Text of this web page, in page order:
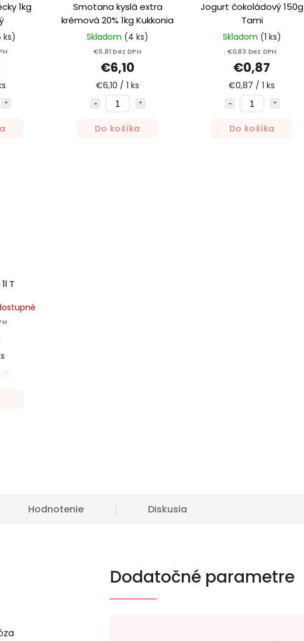
1kg
ks)
Smotana kyslá extra
krémová 20% 1kg Kukkonia
Skladom (4 ks)
€5,81 bez DPH
€6,10
€6,10 / 1 ks
Do košíka
Jogurt čokoládový 150g
Tami
Skladom (1 ks)
€0,83 bez DPH
€0,87
€0,87 / 1 ks
Do košíka
T
Hodnotenie Diskusia
Dodatočné parametre